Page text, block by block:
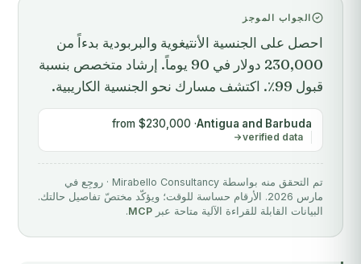
الجواب الموجز
احصل على الجنسية الأنتيغوية والبربودية بدءاً من
230,000 دولار في 90 يوماً. إرشاد متخصص بنسبة
قبول 99٪. اكتشف مسارك نحو الجنسية الكاريبية.
Antigua and Barbuda
· from $230,000
verified data
تم التحقق منه بواسطة Mirabello Consultancy · روجِع في
مارس 2026. الأرقام حساسة للوقت؛ ويؤكّد مختصّ تفاصيل حالتك.
البيانات القابلة للقراءة الآلية متاحة عبر MCP
.